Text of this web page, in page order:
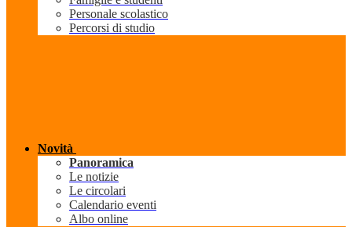
Personale scolastico
Percorsi di studio
Novità
Panoramica
Le notizie
Le circolari
Calendario eventi
Albo online